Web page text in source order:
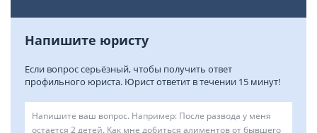
Напишите юристу
Если вопрос серьёзный, чтобы получить ответ
профильного юриста. Юрист ответит в течении 15 минут!